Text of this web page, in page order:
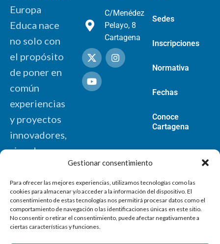
Gestionar consentimiento
Para ofrecer las mejores experiencias, utilizamos tecnologías como las
cookies para almacenar y/o acceder a la información del dispositivo. El
consentimiento de estas tecnologías nos permitirá procesar datos como el
comportamiento de navegación o las identificaciones únicas en este sitio.
No consentir o retirar el consentimiento, puede afectar negativamente a
ciertas características y funciones.
Europa
Educa nace
no solo con
el propósito
de poner en
común
experiencias
y proyectos
innovadores,
sino de
mediante
nuevas
propuestas, a
la
C/Menédez
Pelayo, 8
Cartagena
Sedes
Inscripciones
Normativa
Fechas
Conoce
Cartagena